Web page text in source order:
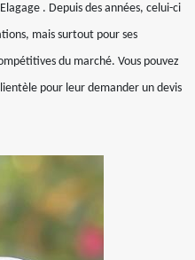
. Depuis des années, celui-ci
mais surtout pour ses
du marché. Vous pouvez
pour leur demander un devis